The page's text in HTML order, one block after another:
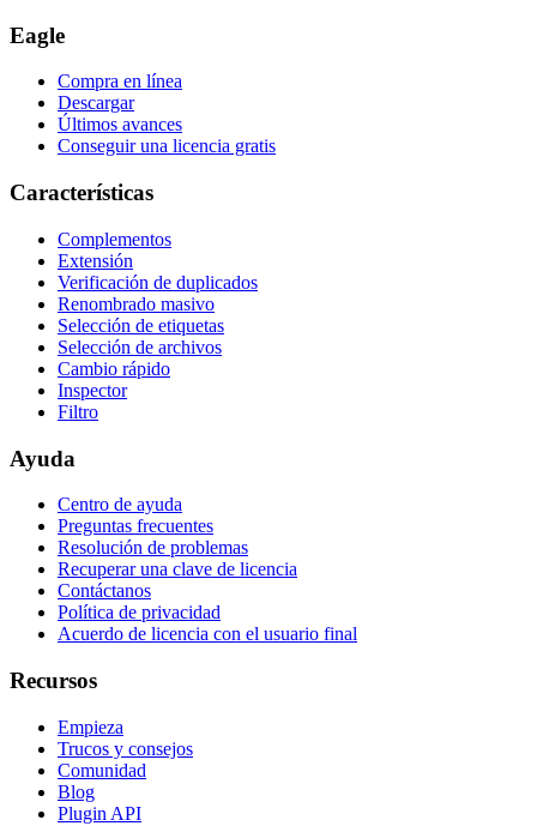
Eagle
Compra en línea
Descargar
Últimos avances
Conseguir una licencia gratis
Características
Complementos
Extensión
Verificación de duplicados
Renombrado masivo
Selección de etiquetas
Selección de archivos
Cambio rápido
Inspector
Filtro
Ayuda
Centro de ayuda
Preguntas frecuentes
Resolución de problemas
Recuperar una clave de licencia
Contáctanos
Política de privacidad
Acuerdo de licencia con el usuario final
Recursos
Empieza
Trucos y consejos
Comunidad
Blog
Plugin API